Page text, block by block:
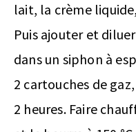
lait, la crème
Puis ajouter et
dans un siphon à
2 cartouches de
2 heures. Faire